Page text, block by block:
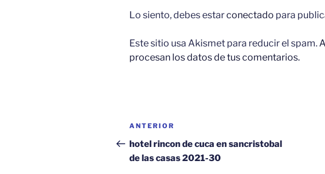
o
k
p
Lo siento, debes estarconectado para
Este sitio usa Akismet para reducir el spam.
procesan los datos de tus comentarios.
Navegación
de
entradas
Entrada
anterior:
ANTERIOR
hotel rincon de cuca en sancristobal
de las casas 2021-30